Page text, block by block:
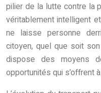
pilier de la lutte contre la
véritablement intelligent
ne laisse personne
citoyen, quel que soit
dispose des moyens
opportunités qui s’offrent